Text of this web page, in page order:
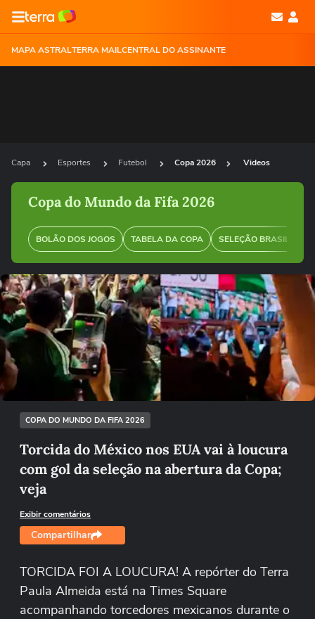
MAPA ASTRALTERRA MAILCENTRAL DO ASSINANTE
Capa Esportes Futebol Copa 2026 Videos
Copa do Mundo da Fifa 2026
BOLÃO DOS JOGOS TABELA DA COPA SELEÇÃO BRASILEIRA
Ops!
Não foi possível reproduzir o vídeo
Tentar novamente
COPA DO MUNDO DA FIFA 2026
Torcida do México nos EUA vai à loucura
com gol da seleção na abertura da Copa;
veja
Exibir comentários
Compartilhar
TORCIDA FOI A LOUCURA! A repórter do Terra
Paula Almeida está na Times Square
acompanhando torcedores mexicanos durante o